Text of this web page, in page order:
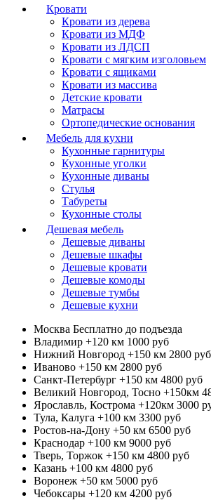
Кровати
Кровати из дерева
Кровати из МДФ
Кровати из ЛДСП
Кровати с мягким изголовьем
Кровати с ящиками
Кровати из массива
Детские кровати
Матрасы
Ортопедические основания
Мебель для кухни
Кухонные гарнитуры
Кухонные уголки
Кухонные диваны
Стулья
Табуреты
Кухонные столы
Дешевая мебель
Дешевые диваны
Дешевые шкафы
Дешевые кровати
Дешевые комоды
Дешевые тумбы
Дешевые кухни
Москва Бесплатно до подъезда
Владимир +120 км 1000 руб
Нижний Новгород +150 км 2800 руб
Иваново +150 км 2800 руб
Санкт-Петербург +150 км 4800 руб
Великий Новгород, Тосно +150км
Ярославль, Кострома +120км 3000
Тула, Калуга +100 км 3300 руб
Ростов-на-Дону +50 км 6500 руб
Краснодар +100 км 9000 руб
Тверь, Торжок +150 км 4800 руб
Казань +100 км 4800 руб
Воронеж +50 км 5000 руб
Чебоксары +120 км 4200 руб